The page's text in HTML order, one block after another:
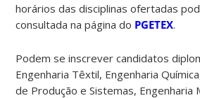
horários das disciplinas ofertadas
consultada na página do PGETEX.
Podem se inscrever candidatos
Engenharia Têxtil, Engenharia
de Produção e Sistemas, Engenharia